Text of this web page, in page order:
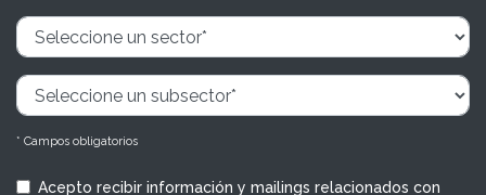
* Campos obligatorios
Acepto recibir información y mailings relacionados con